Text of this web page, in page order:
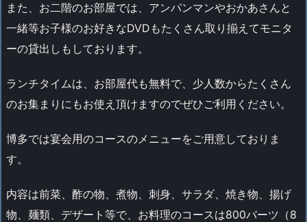
また、お二階のお部屋では、アンパンマンやおかあさんと
一緒等お子様のお好きなDVDもたくさん取り揃えてモニタ
ーの貸出しもしております。
ランチタイムは、お部屋代も無料で、少人数からたくさん
のお集まりにもお使え頂けますのでぜひご利用ください。
博多では宴会用のコースのメニューをご用意しておりま
す。
内容は前菜、酢の物、煮物、刺身、サラダ、焼き物、揚げ
物、麺類、デザート等で、お料理のコースは800バーツ（8